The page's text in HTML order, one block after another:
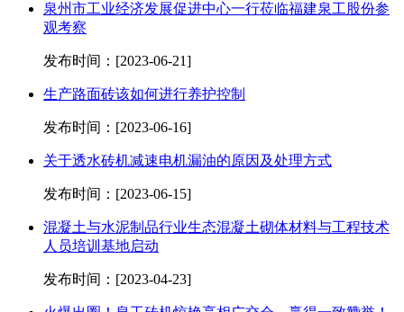
泉州市工业经济发展促进中心一行莅临福建泉工股份参
观考察
发布时间：[2023-06-21]
生产路面砖该如何进行养护控制
发布时间：[2023-06-16]
关于透水砖机减速电机漏油的原因及处理方式
发布时间：[2023-06-15]
混凝土与水泥制品行业生态混凝土砌体材料与工程技术
人员培训基地启动
发布时间：[2023-04-23]